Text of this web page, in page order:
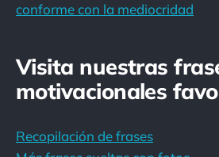
conforme con la mediocridad
Visita nuestras
motivacionales
Recopilación de frases